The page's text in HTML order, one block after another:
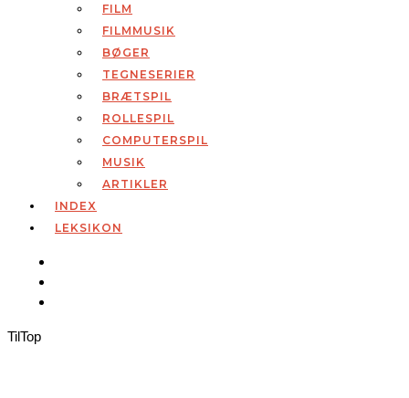
FILM
FILMMUSIK
BØGER
TEGNESERIER
BRÆTSPIL
ROLLESPIL
COMPUTERSPIL
MUSIK
ARTIKLER
INDEX
LEKSIKON
TilTop